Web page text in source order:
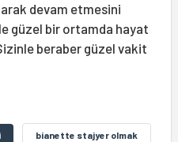
devam etmesini
güzel bir ortamda hayat
beraber güzel vakit
bianette stajyer olmak